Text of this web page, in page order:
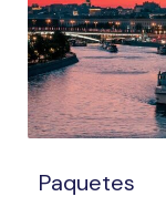
Paquetes